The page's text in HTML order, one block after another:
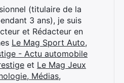
(titulaire de la
3 ans), je suis
et Rédacteur en
Le Mag Sport Auto,
- Actu automobile
et Le Mag Jeux
Médias,